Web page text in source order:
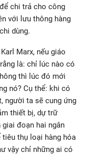
chi trả cho công
với lưu thông hàng
dùng.
Marx, nếu giáo
là: chỉ lúc nào có
thì lúc đó mới
nó? Cụ thể: khi có
người ta sẽ cung ứng
thiết bị, dự trữ
giai đoạn hai ngân
thụ loại hàng hóa
vậy chỉ những ai có